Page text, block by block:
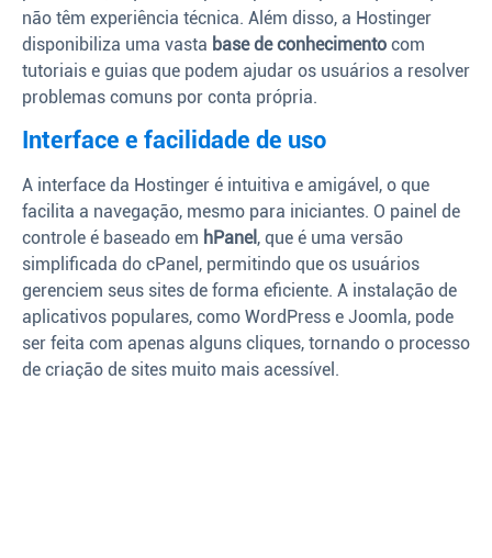
não têm experiência técnica. Além disso, a Hostinger
disponibiliza uma vasta base de conhecimento com
tutoriais e guias que podem ajudar os usuários a resolver
problemas comuns por conta própria.
Interface e facilidade de uso
A interface da Hostinger é intuitiva e amigável, o que
facilita a navegação, mesmo para iniciantes. O painel de
controle é baseado em hPanel , que é uma versão
simplificada do cPanel, permitindo que os usuários
gerenciem seus sites de forma eficiente. A instalação de
aplicativos populares, como WordPress e Joomla, pode
ser feita com apenas alguns cliques, tornando o processo
de criação de sites muito mais acessível.